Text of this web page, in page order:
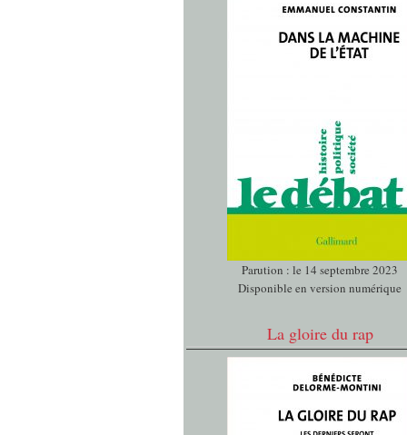
Parution : le 14 septembre 2023
Disponible en version numérique
La gloire du rap